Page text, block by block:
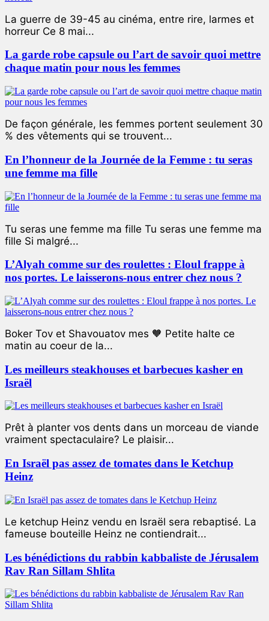
La guerre de 39-45 au cinéma, entre rire, larmes et
horreur Ce 8 mai...
La garde robe capsule ou l’art de savoir quoi mettre
chaque matin pour nous les femmes
De façon générale, les femmes portent seulement 30
% des vêtements qui se trouvent...
En l’honneur de la Journée de la Femme : tu seras
une femme ma fille
Tu seras une femme ma fille Tu seras une femme ma
fille Si malgré...
L’Alyah comme sur des roulettes : Eloul frappe à
nos portes. Le laisserons-nous entrer chez nous ?
Boker Tov et Shavouatov mes 🧡 Petite halte ce
matin au coeur de la...
Les meilleurs steakhouses et barbecues kasher en
Israël
Prêt à planter vos dents dans un morceau de viande
vraiment spectaculaire? Le plaisir...
En Israël pas assez de tomates dans le Ketchup
Heinz
Le ketchup Heinz vendu en Israël sera rebaptisé. La
fameuse bouteille Heinz ne contiendrait...
Les bénédictions du rabbin kabbaliste de Jérusalem
Rav Ran Sillam Shlita